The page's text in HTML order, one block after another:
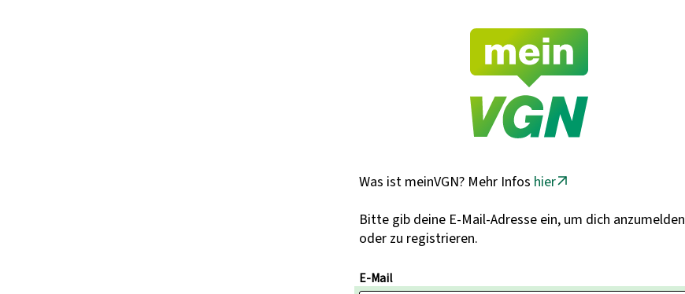
Was ist meinVGN? Mehr Infos hier
Bitte gib deine E-Mail-Adresse ein, um dich anzumelden
oder zu registrieren.
E-Mail